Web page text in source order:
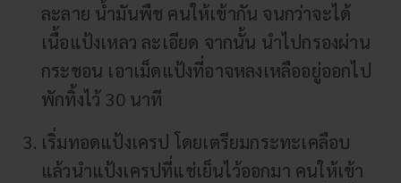
ละลาย น้ำมันพืช คนให้เข้ากัน จนกว่าจะได้
เนื้อแป้งเหลว ละเอียด จากนั้น นำไปกรองผ่าน
กระชอน เอาเม็ดแป้งที่อาจหลงเหลืออยู่ออกไป
พักทิ้งไว้ 30 นาที
เริ่มทอดแป้งเครป โดยเตรียมกระทะเคลือบ
แล้วนำแป้งเครปที่แช่เย็นไว้ออกมา คนให้เข้า